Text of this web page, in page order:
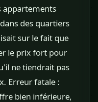
appartements
des quartiers
sur le fait que
le prix fort pour
ne tiendrait pas
Erreur fatale :
bien inférieure,